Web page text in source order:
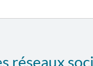
réseaux